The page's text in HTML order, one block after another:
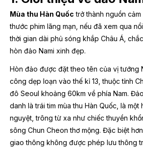
Mùa thu Hàn Quốc trở thành nguồn
thước phim lãng mạn, nếu đã xem qua
thời gian dài phủ sóng khắp Châu Á,
hòn đảo Nami xinh đẹp.
Hòn đảo được đặt theo tên của vị tướng
công dẹp loạn vào thế kỉ 13, thuộc tỉnh
đô Seoul khoảng 60km về phía Nam.
danh là trái tim mùa thu Hàn Quốc, là
nguyệt, trông từ xa như chiếc thuyền
sông Chun Cheon thơ mộng. Đặc biệt
giao thông không được phép lưu thông